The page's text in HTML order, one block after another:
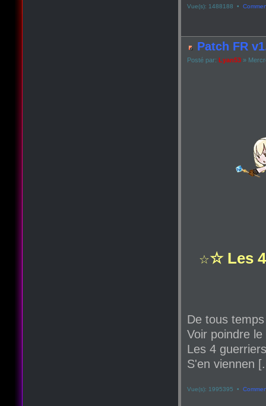
Vue(s): 1488188 •
Patch FR
Posté par: Lyan53 »
☆☆ Les
De tous
Voir poindre
Les 4
S'en viennen
Vue(s): 1995395 •